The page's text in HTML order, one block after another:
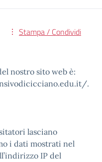
Stampa / Condividi
nostro sito web è:
.
lasciano
i dati mostrati nel
IP del